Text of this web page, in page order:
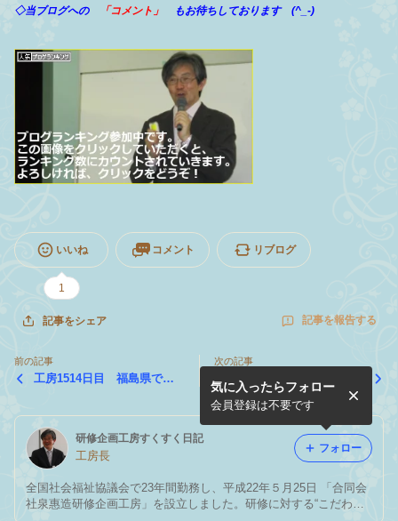
◇当ブログへの「コメント」 もお待ちしております (^_-)
いいね
1
コメント リブログ
記事をシェア 記事を報告する
前の記事
工房1514日目 福島県で研
次の記事
工房1512日目 福島県郡山
市に滞在中です
研修企画工房すくすく日記
工房長
全国社会福祉協議会で23年間勤務し、平成22年５月25日 「合同会
社泉惠造研修企画工房」を設立しました。研修に対する“こだわ
気に入ったらフォロー
会員登録は不要です
フォロー